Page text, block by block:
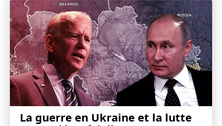
La guerre en Ukraine et la lutte